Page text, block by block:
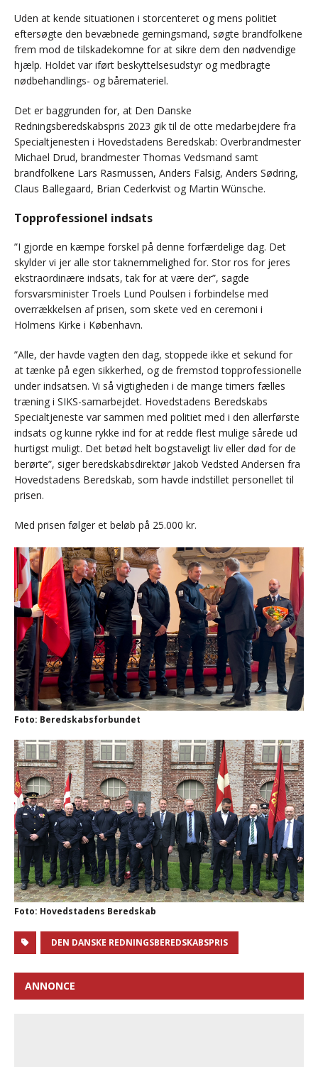
Uden at kende situationen i storcenteret og mens politiet
eftersøgte den bevæbnede gerningsmand, søgte brandfolkene
frem mod de tilskadekomne for at sikre dem den nødvendige
hjælp. Holdet var iført beskyttelsesudstyr og medbragte
nødbehandlings- og båremateriel.
Det er baggrunden for, at Den Danske
Redningsberedskabspris 2023 gik til de otte medarbejdere fra
Specialtjenesten i Hovedstadens Beredskab: Overbrandmester
Michael Drud, brandmester Thomas Vedsmand samt
brandfolkene Lars Rasmussen, Anders Falsig, Anders Sødring,
Claus Ballegaard, Brian Cederkvist og Martin Wünsche.
Topprofessionel indsats
”I gjorde en kæmpe forskel på denne forfærdelige dag. Det
skylder vi jer alle stor taknemmelighed for. Stor ros for jeres
ekstraordinære indsats, tak for at være der”, sagde
forsvarsminister Troels Lund Poulsen i forbindelse med
overrækkelsen af prisen, som skete ved en ceremoni i
Holmens Kirke i København.
”Alle, der havde vagten den dag, stoppede ikke et sekund for
at tænke på egen sikkerhed, og de fremstod topprofessionelle
under indsatsen. Vi så vigtigheden i de mange timers fælles
træning i SIKS-samarbejdet. Hovedstadens Beredskabs
Specialtjeneste var sammen med politiet med i den allerførste
indsats og kunne rykke ind for at redde flest mulige sårede ud
hurtigst muligt. Det betød helt bogstaveligt liv eller død for de
berørte”, siger beredskabsdirektør Jakob Vedsted Andersen fra
Hovedstadens Beredskab, som havde indstillet personellet til
prisen.
Med prisen følger et beløb på 25.000 kr.
Foto: Beredskabsforbundet
Foto: Hovedstadens Beredskab
DEN DANSKE REDNINGSBEREDSKABSPRIS
ANNONCE